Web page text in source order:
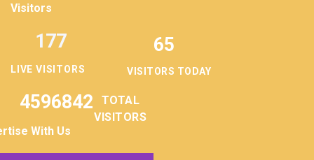
Visitors
LIVE VISITORS
177 65
VISITORS TODAY
4596842
TOTAL
VISITORS
With Us